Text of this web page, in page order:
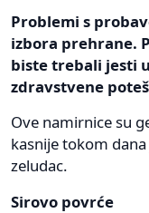
Problemi s
izbora prehrane.
biste trebali jesti
zdravstvene
Ove namirnice su
kasnije tokom
zeludac.
Sirovo povrće